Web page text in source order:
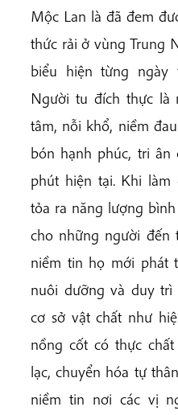
Mộc Lan là đã đem
thức rải ở vùng Trung
biểu hiện từng ngày
Người tu đích thực là
tâm, nỗi khổ, niềm
bón hạnh phúc, tri
phút hiện tại. Khi
tỏa ra năng lượng
cho những người
niềm tin họ mới phát
nuôi dưỡng và duy
cơ sở vật chất như
nồng cốt có thực
lạc, chuyển hóa tự
niềm tin nơi các vị